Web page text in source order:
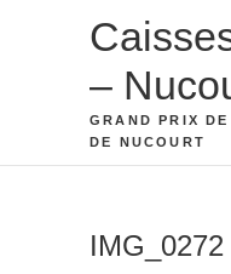
–
GRAND PRIX
DE NUCOURT
IMG_0272